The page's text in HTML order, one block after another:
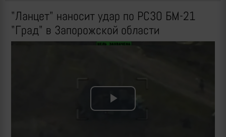
"Ланцет" наносит удар по РСЗО БМ-21
"Град" в Запорожской области
Play